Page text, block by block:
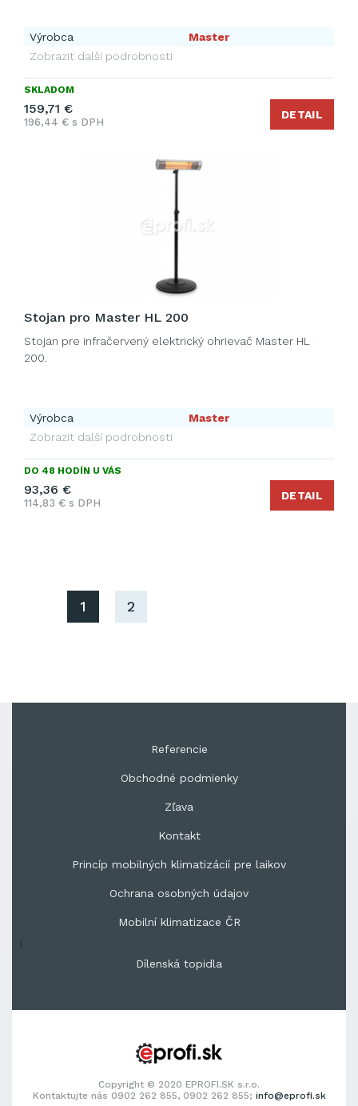
Výrobca
Master
Zobrazit další podrobnosti
SKLADOM
159,71 €
196,44 € s DPH
DETAIL
Stojan pro Master HL 200
Stojan pre infračervený elektrický ohrievač Master HL
200.
Výrobca
Master
Zobrazit další podrobnosti
DO 48 HODÍN U VÁS
93,36 €
114,83 € s DPH
DETAIL
1 2
Referencie
Obchodné podmienky
Zľava
Kontakt
Princíp mobilných klimatizácií pre laikov
Ochrana osobných údajov
Mobilní klimatizace ČR
|
Dílenská topidla
Copyright © 2020 EPROFI.SK s.r.o.
Kontaktujte nás 0902 262 855, 0902 262 855; info@eprofi.sk